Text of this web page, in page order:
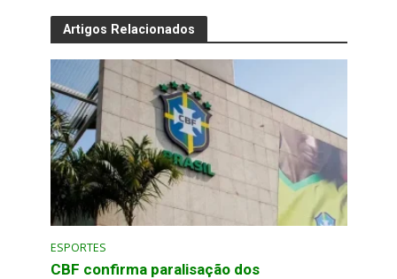
Artigos Relacionados
ESPORTES
CBF confirma paralisação dos